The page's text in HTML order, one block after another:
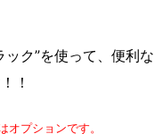
ク”を使って、便利な
！
オプションです。